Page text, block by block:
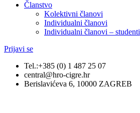
Članstvo
Kolektivni članovi
Individualni članovi
Individualni članovi – studenti
Prijavi se
Tel.:+385 (0) 1 487 25 07
central@hro-cigre.hr
Berislavićeva 6, 10000 ZAGREB